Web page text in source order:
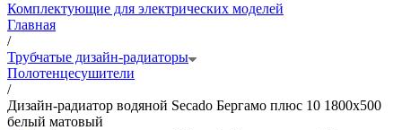
Комплектующие для электрических моделей
Главная
/
Трубчатые дизайн-радиаторы
Полотенцесушители
/
Дизайн-радиатор водяной Secado Бергамо плюс 10 1800x500
белый матовый